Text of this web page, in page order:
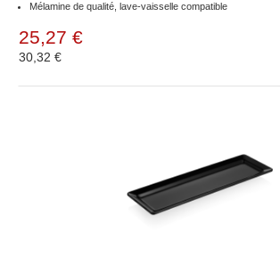
Mélamine de qualité, lave-vaisselle compatible
25,27 €
30,32 €